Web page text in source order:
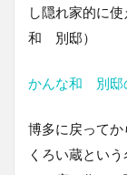
し隠れ家的に
和 別邸）
かんな和 別邸
博多に戻ってか
くろい蔵とい